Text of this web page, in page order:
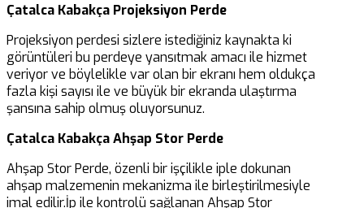
Çatalca Kabakça Projeksiyon Perde
Projeksiyon perdesi sizlere istediğiniz kaynakta ki
görüntüleri bu perdeye yansıtmak amacı ile hizmet
veriyor ve böylelikle var olan bir ekranı hem oldukça
fazla kişi sayısı ile ve büyük bir ekranda ulaştırma
şansına sahip olmuş oluyorsunuz.
Çatalca Kabakça Ahşap Stor Perde
Ahşap Stor Perde, özenli bir işçilikle iple dokunan
ahşap malzemenin mekanizma ile birleştirilmesiyle
imal edilir.İp ile kontrolü sağlanan Ahşap Stor